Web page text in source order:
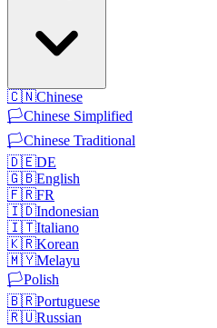
🇨🇳Chinese
🏳️Chinese Simplified
🏳️Chinese Traditional
🇩🇪DE
🇬🇧English
🇫🇷FR
🇮🇩Indonesian
🇮🇹Italiano
🇰🇷Korean
🇲🇾Melayu
🏳️Polish
🇧🇷Portuguese
🇷🇺Russian